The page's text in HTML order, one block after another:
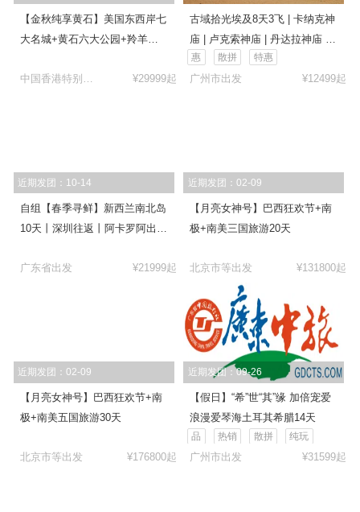
【金秋纯享黄石】美国东西岸七
大名城+黄石六大公园+羚羊峡
中国香港特别行
¥29999起
古域拾光埃及8天3飞 | 卡纳克神
庙 | 卢克索神庙 | 丹达拉神庙 |
萨拉丁城堡 | 国家军事博物馆 |
埃及国家博物馆 | 艾资哈尔清真
惠 散拼 特惠
广州市出发 ¥12499起
近期发团：10-14
自组【春季寻鲜】新西兰南北岛
10天丨深圳往返丨阿卡罗阿出海
SKYLINE往返缆车丨牧羊人教
广东省出发 ¥21999起
近期发团：02-09
【月亮女神号】巴西狂欢节+南
极+南美三国旅游20天
北京市等出发 ¥131800起
近期发团：02-09
【月亮女神号】巴西狂欢节+南
极+南美五国旅游30天
北京市等出发 ¥176800起
近期发团：09-26
【假日】“希”世“其”缘 加倍宠爱
浪漫爱琴海土耳其希腊14天
品 热销 散拼 纯玩
广州市出发 ¥31599起